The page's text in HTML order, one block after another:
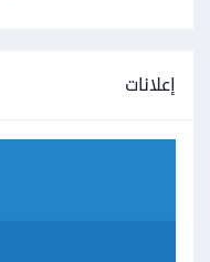
إعلانات